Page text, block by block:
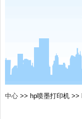
中心 >> hp喷墨打印机 >>